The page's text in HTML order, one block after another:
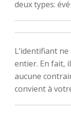
deux types:
L’identifiant
entier. En fait, il
aucune
convient à